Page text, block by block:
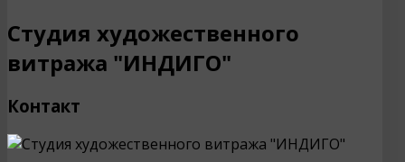
Студия художественного
витража "ИНДИГО"
Контакт